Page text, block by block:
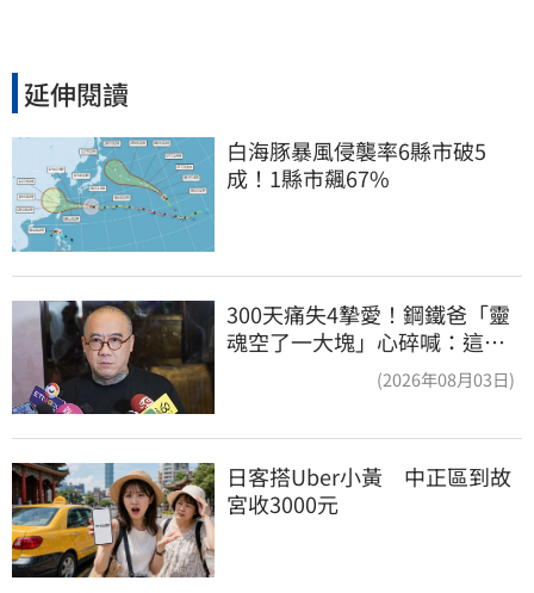
延伸閱讀
白海豚暴風侵襲率6縣市破5
成！1縣市飆67%
300天痛失4摯愛！鋼鐵爸「靈
魂空了一大塊」心碎喊：這輩
(2026年08月03日)
日客搭Uber小黃　中正區到故
宮收3000元